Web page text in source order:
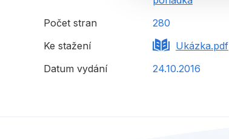
Počet stran
280
Ke stažení
Ukázka.pdf
Datum vydání
24.10.2016